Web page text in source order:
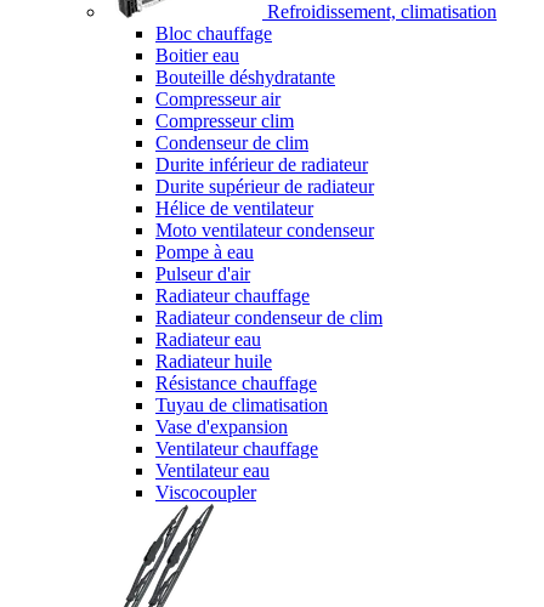
Refroidissement, climatisation
Bloc chauffage
Boitier eau
Bouteille déshydratante
Compresseur air
Compresseur clim
Condenseur de clim
Durite inférieur de radiateur
Durite supérieur de radiateur
Hélice de ventilateur
Moto ventilateur condenseur
Pompe à eau
Pulseur d'air
Radiateur chauffage
Radiateur condenseur de clim
Radiateur eau
Radiateur huile
Résistance chauffage
Tuyau de climatisation
Vase d'expansion
Ventilateur chauffage
Ventilateur eau
Viscocoupler